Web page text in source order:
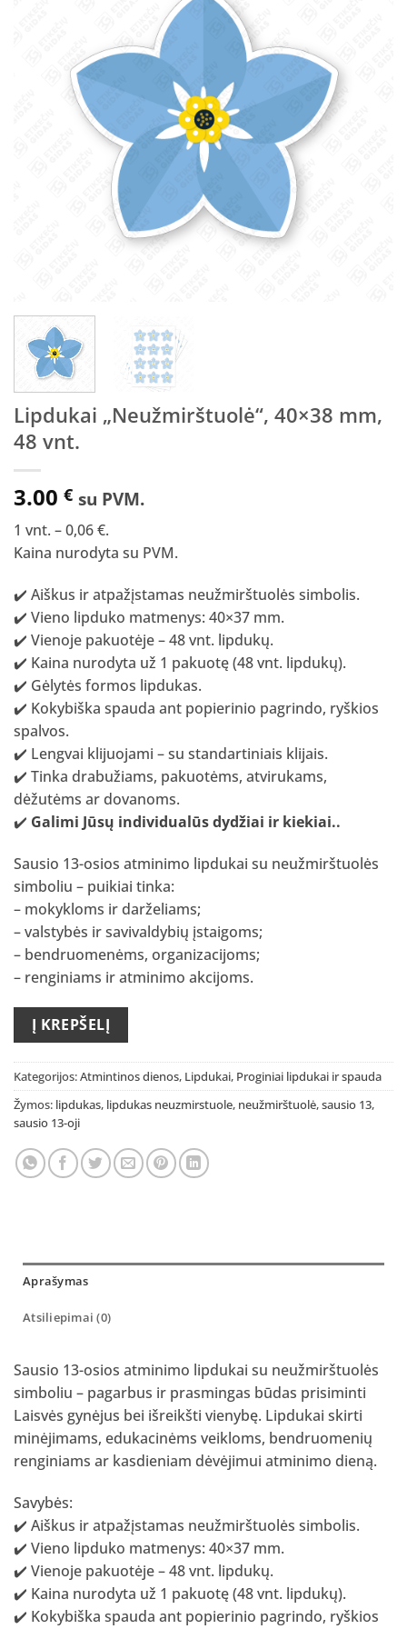
Lipdukai „Neužmirštuolė“, 40×38 mm,
48 vnt.
3.00 € su PVM.
1 vnt. – 0,06 €.
Kaina nurodyta su PVM.
✔️ Aiškus ir atpažįstamas neužmirštuolės simbolis.
✔️ Vieno lipduko matmenys: 40×37 mm.
✔️ Vienoje pakuotėje – 48 vnt. lipdukų.
✔️ Kaina nurodyta už 1 pakuotę (48 vnt. lipdukų).
✔️ Gėlytės formos lipdukas.
✔️ Kokybiška spauda ant popierinio pagrindo, ryškios
spalvos.
✔️ Lengvai klijuojami – su standartiniais klijais.
✔️ Tinka drabužiams, pakuotėms, atvirukams,
dėžutėms ar dovanoms.
✔️ Galimi Jūsų individualūs dydžiai ir kiekiai..
Sausio 13-osios atminimo lipdukai su neužmirštuolės
simboliu – puikiai tinka:
– mokykloms ir darželiams;
– valstybės ir savivaldybių įstaigoms;
– bendruomenėms, organizacijoms;
– renginiams ir atminimo akcijoms.
Į KREPŠELĮ
Kategorijos:Atmintinos dienos, Lipdukai, Proginiai lipdukai ir spauda
Žymos: lipdukas, lipdukas neuzmirstuole, neužmirštuolė,sausio 13,
sausio 13-oji
Aprašymas
Atsiliepimai (0)
Sausio 13-osios atminimo lipdukai su neužmirštuolės
simboliu – pagarbus ir prasmingas būdas prisiminti
Laisvės gynėjus bei išreikšti vienybę. Lipdukai skirti
minėjimams, edukacinėms veikloms, bendruomenių
renginiams ar kasdieniam dėvėjimui atminimo dieną.
Savybės:
✔️ Aiškus ir atpažįstamas neužmirštuolės simbolis.
✔️ Vieno lipduko matmenys: 40×37 mm.
✔️ Vienoje pakuotėje – 48 vnt. lipdukų.
✔️ Kaina nurodyta už 1 pakuotę (48 vnt. lipdukų).
✔️ Kokybiška spauda ant popierinio pagrindo, ryškios